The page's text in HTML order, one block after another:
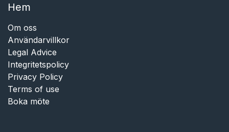
Hem​​
Om oss
Användarvillkor
Legal Advice
Integritetspolicy
Privacy Policy
Terms of use
Boka möte